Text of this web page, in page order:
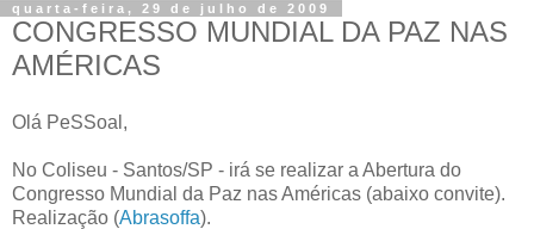
quarta-feira, 29 de julho de 2009
CONGRESSO MUNDIAL DA PAZ NAS
AMÉRICAS
Olá PeSSoal,
No Coliseu - Santos/SP - irá se realizar a Abertura do
Congresso Mundial da Paz nas Américas (abaixo convite).
Realização (Abrasoffa).